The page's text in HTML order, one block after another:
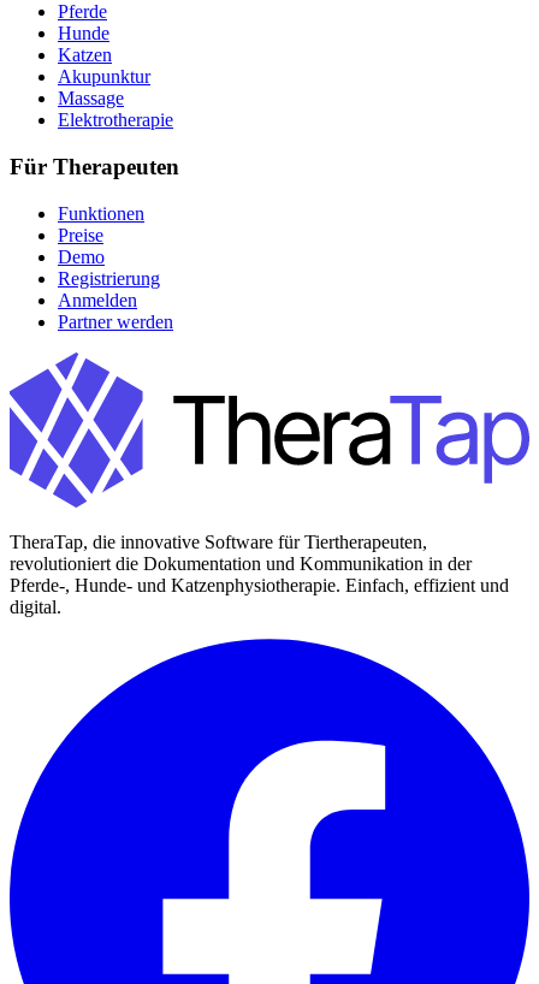
Pferde
Hunde
Katzen
Akupunktur
Massage
Elektrotherapie
Für Therapeuten
Funktionen
Preise
Demo
Registrierung
Anmelden
Partner werden
TheraTap, die innovative Software für Tiertherapeuten,
revolutioniert die Dokumentation und Kommunikation in der
Pferde-, Hunde- und Katzenphysiotherapie. Einfach, effizient und
digital.